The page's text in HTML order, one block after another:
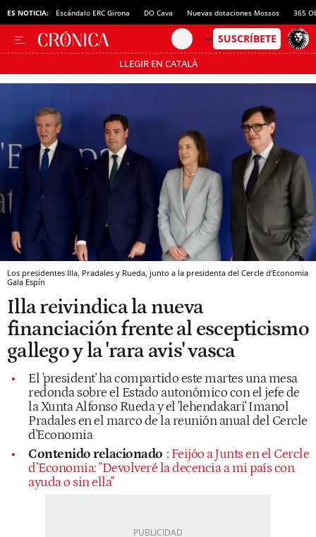
ES NOTICIA:
Menorca Escándalo ERC Girona DO Cava Nuevas dotaciones Mossos 365
LLEGIR EN CATALÀ
Pásate al MODO AHORRO
Los presidentes Illa, Pradales y Rueda, junto a la presidenta del Cercle d'Economia
Gala Espín
Illa reivindica la nueva
financiación frente al escepticismo
gallego y la 'rara avis' vasca
El 'president' ha compartido este martes una mesa
redonda sobre el Estado autonómico con el jefe de
la Xunta Alfonso Rueda y el 'lehendakari' Imanol
Pradales en el marco de la reunión anual del Cercle
d'Economia
Contenido relacionado : Feijóo a Junts en el Cercle
d’Economia: "Devolveré la decencia a mi país con
ayuda o sin ella"